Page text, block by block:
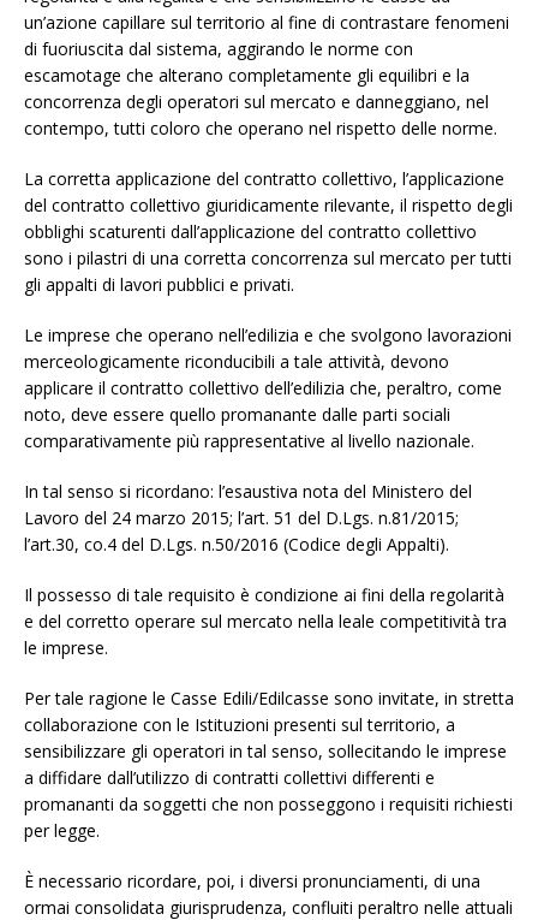
un’azione capillare sul territorio al fine di contrastare fenomeni
di fuoriuscita dal sistema, aggirando le norme con
escamotage che alterano completamente gli equilibri e la
concorrenza degli operatori sul mercato e danneggiano, nel
contempo, tutti coloro che operano nel rispetto delle norme.
La corretta applicazione del contratto collettivo, l’applicazione
del contratto collettivo giuridicamente rilevante, il rispetto degli
obblighi scaturenti dall’applicazione del contratto collettivo
sono i pilastri di una corretta concorrenza sul mercato per tutti
gli appalti di lavori pubblici e privati.
Le imprese che operano nell’edilizia e che svolgono lavorazioni
merceologicamente riconducibili a tale attività, devono
applicare il contratto collettivo dell’edilizia che, peraltro, come
noto, deve essere quello promanante dalle parti sociali
comparativamente più rappresentative al livello nazionale.
In tal senso si ricordano: l’esaustiva nota del Ministero del
Lavoro del 24 marzo 2015; l’art. 51 del D.Lgs. n.81/2015;
l’art.30, co.4 del D.Lgs. n.50/2016 (Codice degli Appalti).
Il possesso di tale requisito è condizione ai fini della regolarità
e del corretto operare sul mercato nella leale competitività tra
le imprese.
Per tale ragione le Casse Edili/Edilcasse sono invitate, in stretta
collaborazione con le Istituzioni presenti sul territorio, a
sensibilizzare gli operatori in tal senso, sollecitando le imprese
a diffidare dall’utilizzo di contratti collettivi differenti e
promananti da soggetti che non posseggono i requisiti richiesti
per legge.
È necessario ricordare, poi, i diversi pronunciamenti, di una
ormai consolidata giurisprudenza, confluiti peraltro nelle attuali